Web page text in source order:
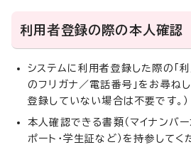
利用者登録の際の本人確認
システムに利用者登録した際の「
のフリガナ／電話番号」をお尋ねし
登録していない場合は不要です。）
本人確認できる書類（マイナンバー
ポート・学生証など）を持参してく